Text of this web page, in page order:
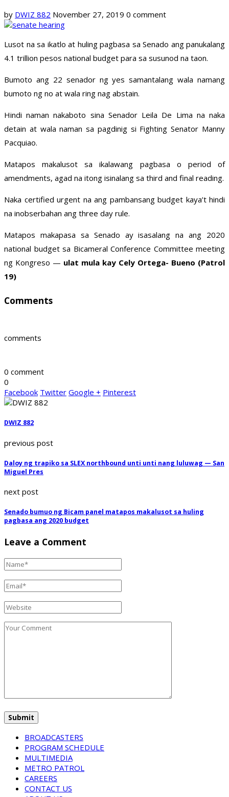
by DWIZ 882 November 27, 2019 0 comment
Lusot na sa ikatlo at huling pagbasa sa Senado ang panukalang
4.1 trillion pesos national budget para sa susunod na taon.
Bumoto ang 22 senador ng yes samantalang wala namang
bumoto ng no at wala ring nag abstain.
Hindi naman nakaboto sina Senador Leila De Lima na naka
detain at wala naman sa pagdinig si Fighting Senator Manny
Pacquiao.
Matapos makalusot sa ikalawang pagbasa o period of
amendments, agad na itong isinalang sa third and final reading.
Naka certified urgent na ang pambansang budget kaya’t hindi
na inobserbahan ang three day rule.
Matapos makapasa sa Senado ay isasalang na ang 2020
national budget sa Bicameral Conference Committee meeting
ng Kongreso — ulat mula kay Cely Ortega- Bueno (Patrol
19)
Comments
comments
0 comment
0
Facebook Twitter Google + Pinterest
DWIZ 882
previous post
Daloy ng trapiko sa SLEX northbound unti unti nang luluwag — San
Miguel Pres
next post
Senado bumuo ng Bicam panel matapos makalusot sa huling
pagbasa ang 2020 budget
Leave a Comment
BROADCASTERS
PROGRAM SCHEDULE
MULTIMEDIA
METRO PATROL
CAREERS
CONTACT US